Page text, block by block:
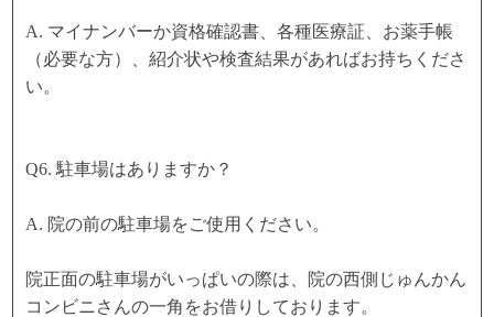
A. マイナンバーか資格確認書、各種医療証、お薬手帳
（必要な方）、紹介状や検査結果があればお持ちくださ
い。
Q6. 駐車場はありますか？
A. 院の前の駐車場をご使用ください。
院正面の駐車場がいっぱいの際は、院の西側じゅんかん
コンビニさんの一角をお借りしております。